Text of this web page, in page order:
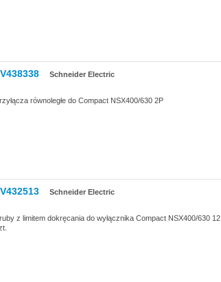
Schneider Electric
równoległe do Compact NSX400/630 2P
Schneider Electric
z limitem dokręcania do wyłącznika Compact NSX400/630 12